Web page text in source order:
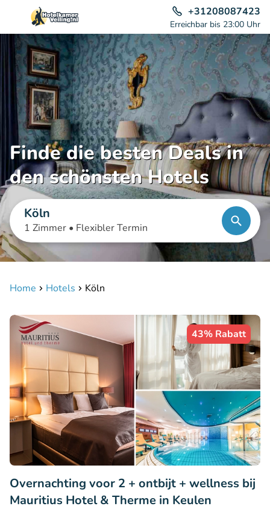
+31208087423
Erreichbar bis 23:00 Uhr
Finde die besten Deals in
den schönsten Hotels
Köln
1 Zimmer • Flexibler Termin
Home Hotels Köln
43% Rabatt
Overnachting voor 2 + ontbijt + wellness bij
Mauritius Hotel & Therme in Keulen